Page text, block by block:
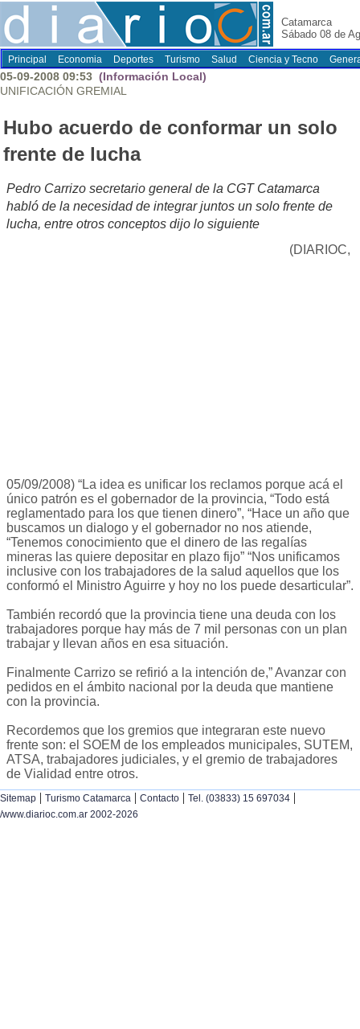
Catamarca
Sábado 08 de
Principal Economia Deportes Turismo Salud Ciencia y Tecno
05-09-2008 09:53 (Información Local)
UNIFICACIÓN GREMIAL
Hubo acuerdo de conformar un solo
frente de lucha
Pedro Carrizo secretario general de la CGT Catamarca
habló de la necesidad de integrar juntos un solo frente de
lucha, entre otros conceptos dijo lo siguiente
(DIARIOC,
05/09/2008) “La idea es unificar los reclamos porque acá el
único patrón es el gobernador de la provincia, “Todo está
reglamentado para los que tienen dinero”, “Hace un año que
buscamos un dialogo y el gobernador no nos atiende,
“Tenemos conocimiento que el dinero de las regalías
mineras las quiere depositar en plazo fijo” “Nos unificamos
inclusive con los trabajadores de la salud aquellos que los
conformó el Ministro Aguirre y hoy no los puede desarticular”.
También recordó que la provincia tiene una deuda con los
trabajadores porque hay más de 7 mil personas con un plan
trabajar y llevan años en esa situación.
Finalmente Carrizo se refirió a la intención de,” Avanzar con
pedidos en el ámbito nacional por la deuda que mantiene
con la provincia.
Recordemos que los gremios que integraran este nuevo
frente son: el SOEM de los empleados municipales, SUTEM,
ATSA, trabajadores judiciales, y el gremio de trabajadores
de Vialidad entre otros.
Sitemap | Turismo Catamarca | Contacto | Tel. (03833) 15 697034 |
/www.diarioc.com.ar 2002-2026